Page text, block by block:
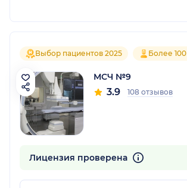
Выбор пациентов 2025 Более
МСЧ №9
3.9 108 отзывов
Лицензия проверена